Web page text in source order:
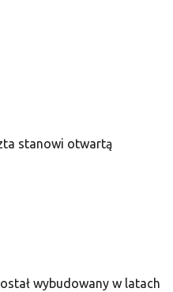
stanowi otwartą
wybudowany w latach